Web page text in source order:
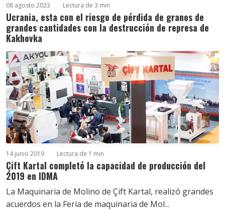
08 agosto 2023 Lectura de 3 min
Ucrania, esta con el riesgo de pérdida de granos de
grandes cantidades con la destrucción de represa de
Kakhovka
14 junio 2019 Lectura de 1 min
Çift Kartal completó la capacidad de producción del
2019 en IDMA
La Maquinaria de Molino de Çift Kartal, realizó grandes
acuerdos en la Feria de maquinaria de Mol...